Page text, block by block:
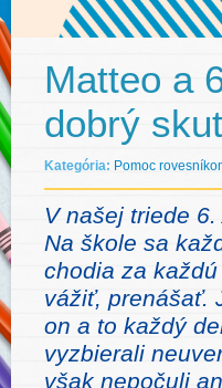
Matteo a
dobrý
Kategória: Pomoc
V našej triede
Na škole sa
chodia za
vážiť, prenášať.
on a to každý
vyzbierali
však nepočuli